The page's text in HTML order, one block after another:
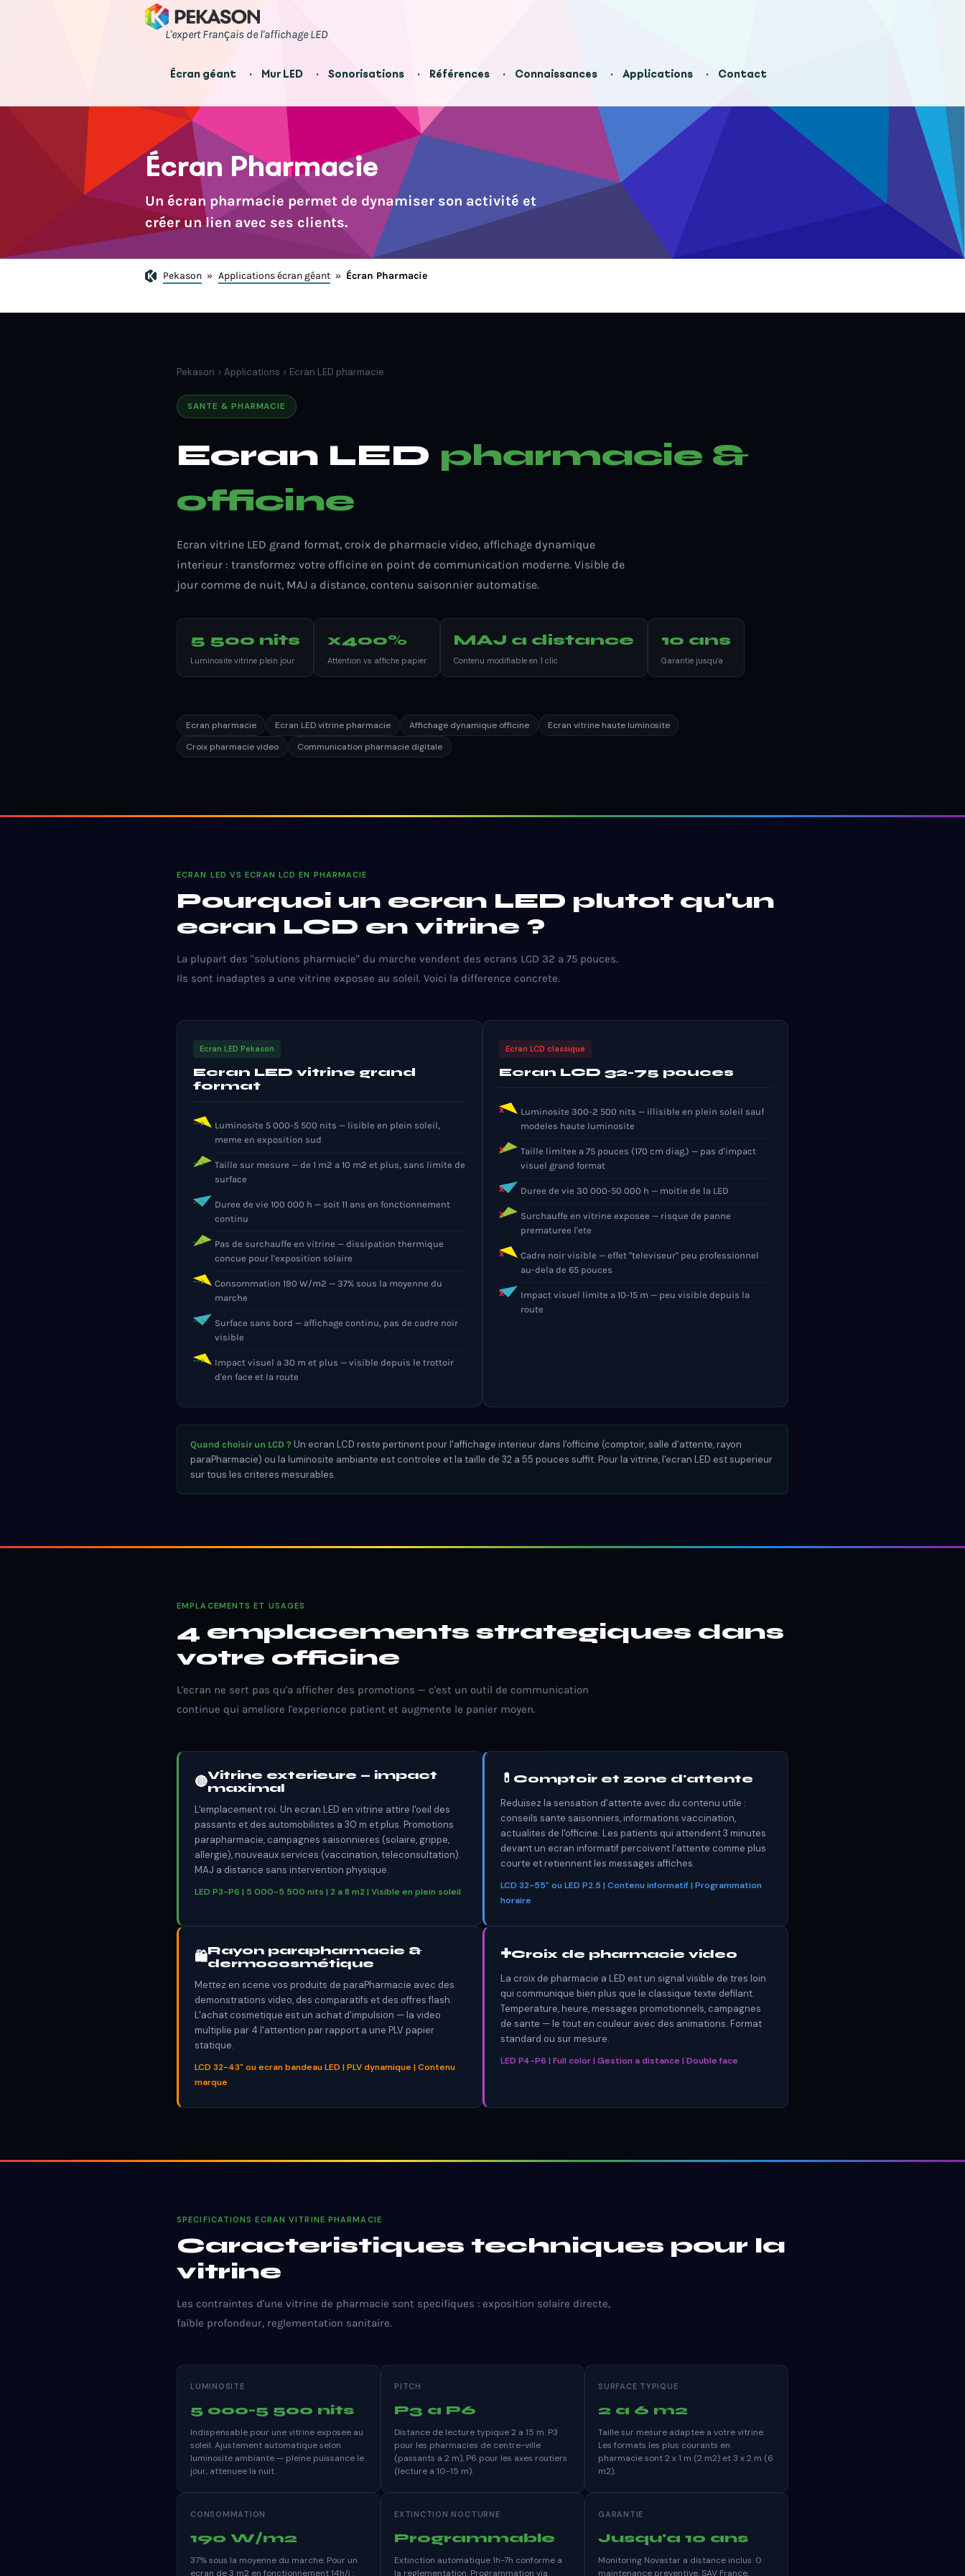
L'expert Français de l'affichage LED
Écran géant Mur LED Sonorisations Références Connaissances Applications Contact
Écran Pharmacie
Un écran pharmacie permet de dynamiser son activité et
créer un lien avec ses clients.
Pekason » Applications écran géant » Écran Pharmacie
Pekason > Applications > Ecran LED pharmacie
SANTE & PHARMACIE
Ecran LED pharmacie &
officine
Ecran vitrine LED grand format, croix de pharmacie video, affichage dynamique
interieur : transformez votre officine en point de communication moderne. Visible de
jour comme de nuit, MAJ a distance, contenu saisonnier automatise.
5 500 nits
Luminosite vitrine plein jour
x400%
Attention vs affiche papier
MAJ a distance
Contenu modifiable en 1 clic
10 ans
Garantie jusqu'a
Ecran pharmacie Ecran LED vitrine pharmacie Affichage dynamique officine
Ecran vitrine haute luminosite
Croix pharmacie video
Communication pharmacie digitale
ECRAN LED VS ECRAN LCD EN PHARMACIE
Pourquoi un ecran LED plutot qu'un
ecran LCD en vitrine ?
La plupart des "solutions pharmacie" du marche vendent des ecrans LCD 32 a 75 pouces.
Ils sont inadaptes a une vitrine exposee au soleil. Voici la difference concrete.
Ecran LED Pekason
Ecran LED vitrine grand
format
Luminosite 5 000-5 500 nits — lisible en plein soleil,
meme en exposition sud
Taille sur mesure — de 1 m2 a 10 m2 et plus, sans limite de
surface
Duree de vie 100 000 h — soit 11 ans en fonctionnement
continu
Pas de surchauffe en vitrine — dissipation thermique
concue pour l'exposition solaire
Consommation 190 W/m2 — 37% sous la moyenne du
marche
Surface sans bord — affichage continu, pas de cadre noir
visible
Impact visuel a 30 m et plus — visible depuis le trottoir
d'en face et la route
Ecran LCD classique
Ecran LCD 32-75 pouces
Luminosite 300-2 500 nits — illisible en plein soleil sauf
modeles haute luminosite
Taille limitee a 75 pouces (170 cm diag.) — pas d'impact
visuel grand format
Duree de vie 30 000-50 000 h — moitie de la LED
Surchauffe en vitrine exposee — risque de panne
prematuree l'ete
Cadre noir visible — effet "televiseur" peu professionnel
au-dela de 65 pouces
Impact visuel limite a 10-15 m — peu visible depuis la
route
Quand choisir un LCD ? Un ecran LCD reste pertinent pour l'affichage interieur dans l'officine (comptoir, salle d'attente, rayon
paraPharmacie) ou la luminosite ambiante est controlee et la taille de 32 a 55 pouces suffit. Pour la vitrine, l'ecran LED est superieur
sur tous les criteres mesurables.
EMPLACEMENTS ET USAGES
4 emplacements strategiques dans
votre officine
L'ecran ne sert pas qu'a afficher des promotions — c'est un outil de communication
continue qui ameliore l'experience patient et augmente le panier moyen.
🔴Vitrine exterieure — impact
maximal
L'emplacement roi. Un ecran LED en vitrine attire l'oeil des
passants et des automobilistes a 30 m et plus. Promotions
parapharmacie, campagnes saisonnieres (solaire, grippe,
allergie), nouveaux services (vaccination, teleconsultation).
MAJ a distance sans intervention physique.
LED P3-P6 | 5 000-5 500 nits | 2 a 8 m2 | Visible en plein soleil
💊 Comptoir et zone d'attente
Reduisez la sensation d'attente avec du contenu utile :
conseils sante saisonniers, informations vaccination,
actualites de l'officine. Les patients qui attendent 3 minutes
devant un ecran informatif percoivent l'attente comme plus
courte et retiennent les messages affiches.
LCD 32-55" ou LED P2.5 | Contenu informatif | Programmation
horaire
🛍Rayon parapharmacie &
dermocosmétique
Mettez en scene vos produits de paraPharmacie avec des
demonstrations video, des comparatifs et des offres flash.
L'achat cosmetique est un achat d'impulsion — la video
multiplie par 4 l'attention par rapport a une PLV papier
statique.
LCD 32-43" ou ecran bandeau LED | PLV dynamique | Contenu
marque
✚Croix de pharmacie video
La croix de pharmacie a LED est un signal visible de tres loin
qui communique bien plus que le classique texte defilant.
Temperature, heure, messages promotionnels, campagnes
de sante — le tout en couleur avec des animations. Format
standard ou sur mesure.
LED P4-P6 | Full color | Gestion a distance | Double face
SPECIFICATIONS ECRAN VITRINE PHARMACIE
Caracteristiques techniques pour la
vitrine
Les contraintes d'une vitrine de pharmacie sont specifiques : exposition solaire directe,
faible profondeur, reglementation sanitaire.
LUMINOSITE
5 000-5 500 nits
Indispensable pour une vitrine exposee au
soleil. Ajustement automatique selon
luminosite ambiante — pleine puissance le
jour, attenuee la nuit.
PITCH
P3 a P6
Distance de lecture typique 2 a 15 m. P3
pour les pharmacies de centre-ville
(passants a 2 m), P6 pour les axes routiers
(lecture a 10-15 m).
SURFACE TYPIQUE
2 a 6 m2
Taille sur mesure adaptee a votre vitrine.
Les formats les plus courants en
pharmacie sont 2 x 1 m (2 m2) et 3 x 2 m (6
m2).
CONSOMMATION
190 W/m2
37% sous la moyenne du marche. Pour un
ecran de 3 m2 en fonctionnement 14h/j :
EXTINCTION NOCTURNE
Programmable
Extinction automatique 1h-7h conforme a
la reglementation. Programmation via
GARANTIE
Jusqu'a 10 ans
Monitoring Novastar a distance inclus. 0
maintenance preventive. SAV France,